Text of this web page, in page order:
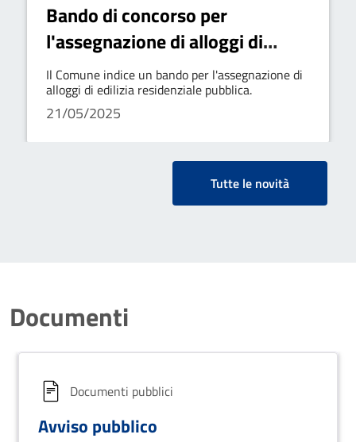
Bando di concorso per
l'assegnazione di alloggi di
edilizia residenziale
Il Comune indice un bando per l'assegnazione di
alloggi di edilizia residenziale pubblica.
21/05/2025
Tutte le novità
Documenti
Documenti pubblici
Avviso pubblico